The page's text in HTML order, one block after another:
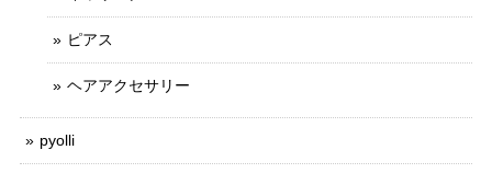
ピアス
ヘアアクセサリー
pyolli